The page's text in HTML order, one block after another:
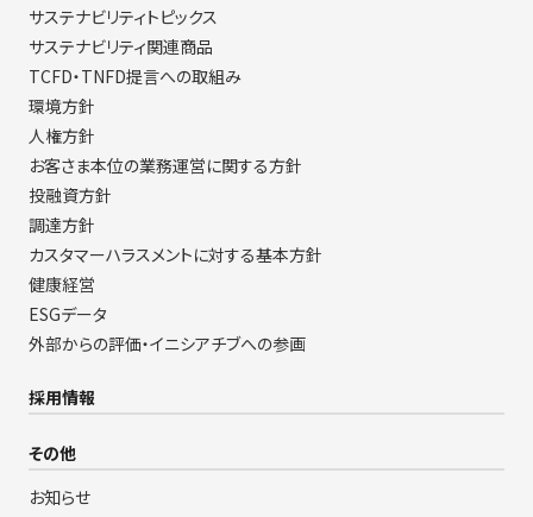
サステナビリティトピックス
サステナビリティ関連商品
TCFD・TNFD提言への取組み
環境方針
人権方針
お客さま本位の業務運営に関する方針
投融資方針
調達方針
カスタマーハラスメントに対する基本方針
健康経営
ESGデータ
外部からの評価・イニシアチブへの参画
採用情報
その他
お知らせ